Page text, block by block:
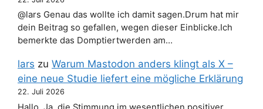
@lars Genau das wollte ich damit sagen.Drum hat mir
dein Beitrag so gefallen, wegen dieser Einblicke.Ich
bemerkte das Domptiertwerden am…
lars zu Warum Mastodon anders klingt als X –
eine neue Studie liefert eine mögliche Erklärung
22. Juli 2026